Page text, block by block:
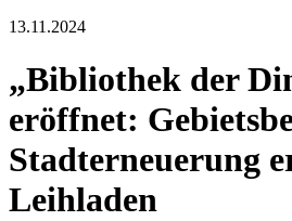
13.11.2024
„Bibliothek der
eröffnet:
Stadterneuerung
Leihladen